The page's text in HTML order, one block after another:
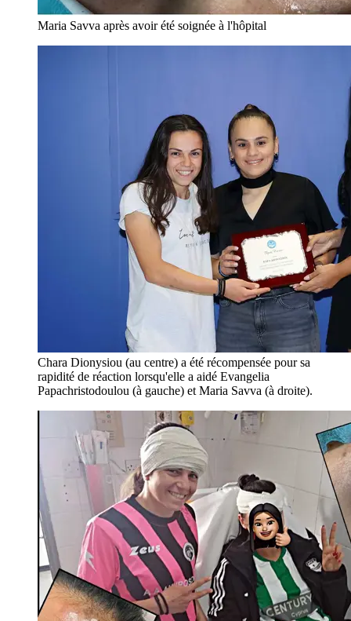
Maria Savva après avoir été soignée à l'hôpital
Chara Dionysiou (au centre) a été récompensée pour sa
rapidité de réaction lorsqu'elle a aidé Evangelia
Papachristodoulou (à gauche) et Maria Savva (à droite).